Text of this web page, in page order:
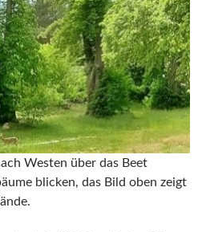
Westen über das Beet
blicken, das Bild oben zeigt